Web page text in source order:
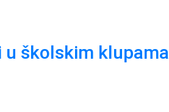
u školskim klupama